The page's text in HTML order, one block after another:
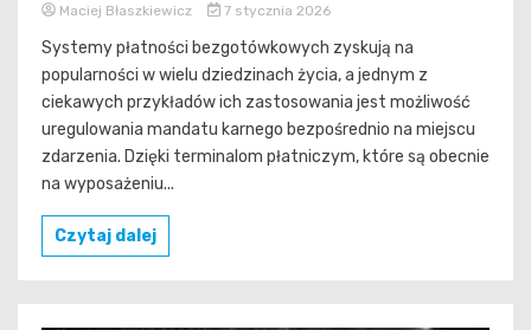
Maciej Błaszkiewicz 7 stycznia 2026
Systemy płatności bezgotówkowych zyskują na
popularności w wielu dziedzinach życia, a jednym z
ciekawych przykładów ich zastosowania jest możliwość
uregulowania mandatu karnego bezpośrednio na miejscu
zdarzenia. Dzięki terminalom płatniczym, które są obecnie
na wyposażeniu...
Czytaj dalej